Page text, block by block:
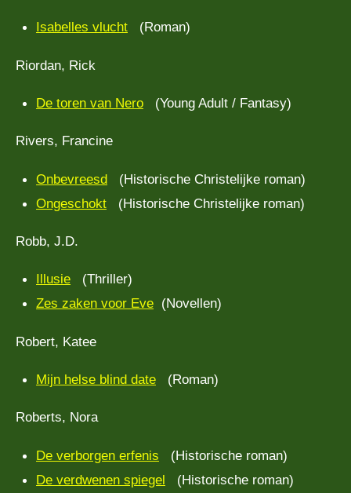
Isabelles vlucht (Roman)
Riordan, Rick
De toren van Nero (Young Adult / Fantasy)
Rivers, Francine
Onbevreesd (Historische Christelijke roman)
Ongeschokt (Historische Christelijke roman)
Robb, J.D.
Illusie (Thriller)
Zes zaken voor Eve (Novellen)
Robert, Katee
Mijn helse blind date (Roman)
Roberts, Nora
De verborgen erfenis (Historische roman)
De verdwenen spiegel (Historische roman)